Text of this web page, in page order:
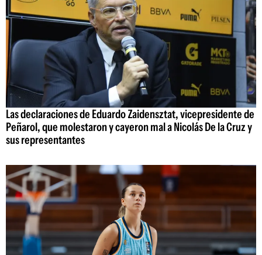
Las declaraciones de Eduardo Zaidensztat, vicepresidente de
Peñarol, que molestaron y cayeron mal a Nicolás De la Cruz y
sus representantes